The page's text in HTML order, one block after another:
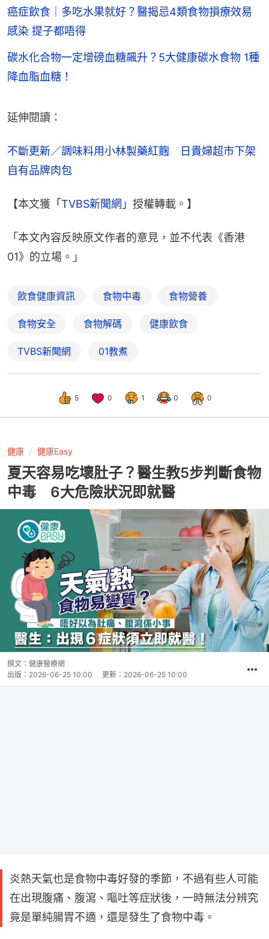
癌症飲食｜多吃水果就好？醫揭忌4類食物損療效易
感染 提子都唔得
碳水化合物一定增磅血糖飆升？5大健康碳水食物 1種
降血脂血糖！
延伸閱讀：
不斷更新／調味料用小林製藥紅麴　日貴婦超市下架
自有品牌肉包
【本文獲 「TVBS新聞網」 授權轉載。】
「本文內容反映原文作者的意見，並不代表《香港
01》的立場。」
飲食健康資訊 食物中毒 食物營養
食物安全 食物解碼 健康飲食
TVBS新聞網 01教煮
5 0 1 0 0
健康 健康Easy
夏天容易吃壞肚子？醫生教5步判斷食物
中毒 6大危險狀況即就醫
撰文： 健康醫療網
出版： 2026-06-25 10:00 更新： 2026-06-25 10:00
炎熱天氣也是食物中毒好發的季節，不過有些人可能
在出現腹痛、腹瀉、嘔吐等症狀後，一時無法分辨究
竟是單純腸胃不適，還是發生了食物中毒。